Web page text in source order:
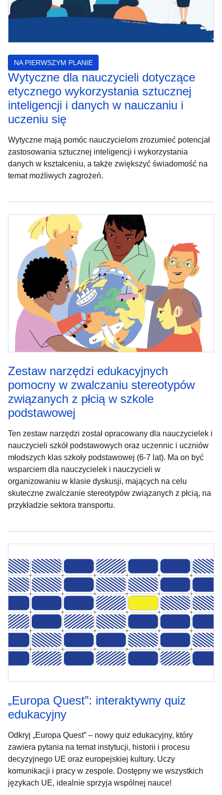
NA PIERWSZYM PLANIE
Wytyczne dla nauczycieli dotyczące
etycznego wykorzystania sztucznej
inteligencji i danych w nauczaniu i
uczeniu się
Wytyczne mają pomóc nauczycielom zrozumieć potencjał
zastosowania sztucznej inteligencji i wykorzystania
danych w kształceniu, a także zwiększyć świadomość na
temat możliwych zagrożeń.
Zestaw narzędzi edukacyjnych
pomocny w zwalczaniu stereotypów
związanych z płcią w szkole
podstawowej
Ten zestaw narzędzi został opracowany dla nauczycielek i
nauczycieli szkół podstawowych oraz uczennic i uczniów
młodszych klas szkoły podstawowej (6-7 lat). Ma on być
wsparciem dla nauczycielek i nauczycieli w
organizowaniu w klasie dyskusji, mających na celu
skuteczne zwalczanie stereotypów związanych z płcią, na
przykładzie sektora transportu.
„Europa Quest”: interaktywny quiz
edukacyjny
Odkryj „Europa Quest” – nowy quiz edukacyjny, który
zawiera pytania na temat instytucji, historii i procesu
decyzyjnego UE oraz europejskiej kultury. Uczy
komunikacji i pracy w zespole. Dostępny we wszystkich
językach UE, idealnie sprzyja wspólnej nauce!